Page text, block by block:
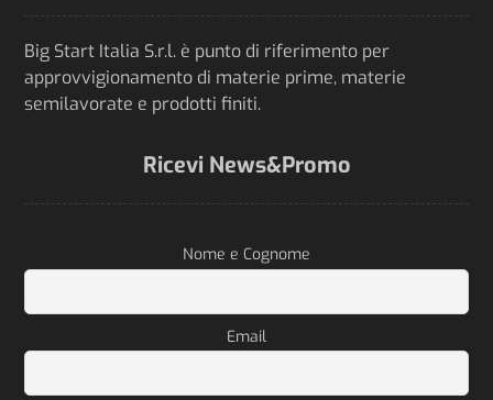
Big Start Italia S.r.l. è punto di riferimento per
approvvigionamento di materie prime, materie
semilavorate e prodotti finiti.
Ricevi News&Promo
Nome e Cognome
Email